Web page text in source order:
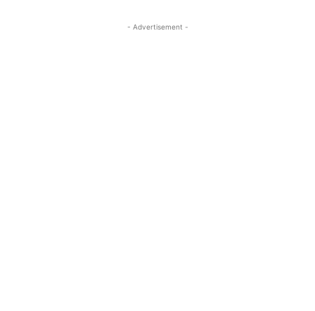
- Advertisement -